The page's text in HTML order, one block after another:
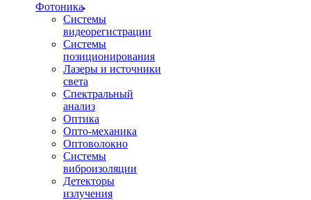
Фотоника
Cистемы
видеорегистрации
Системы
позиционирования
Лазеры и источники
света
Спектральный
анализ
Оптика
Опто-механика
Оптоволокно
Системы
виброизоляции
Детекторы
излучения